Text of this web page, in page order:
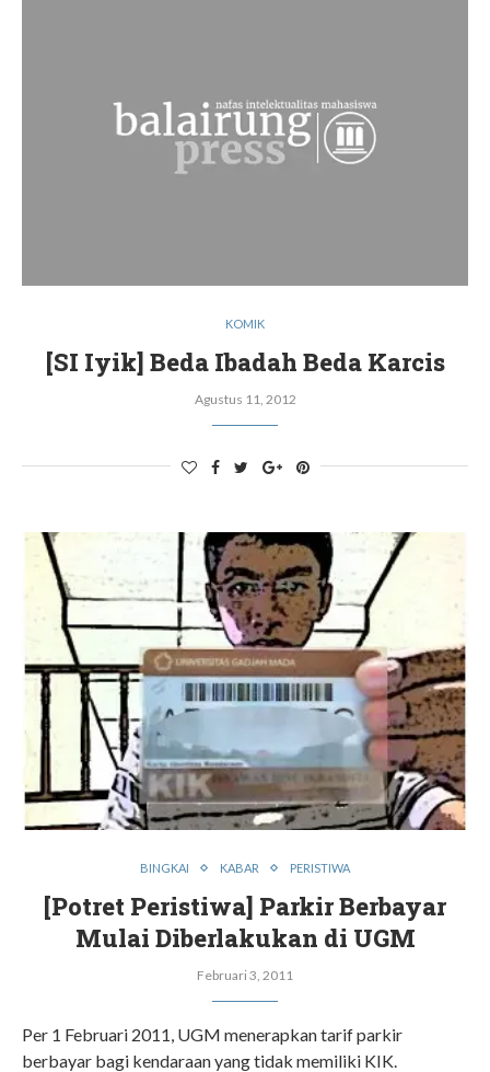
KOMIK
[SI Iyik] Beda Ibadah Beda Karcis
Agustus 11, 2012
BINGKAI KABAR PERISTIWA
[Potret Peristiwa] Parkir Berbayar
Mulai Diberlakukan di UGM
Februari 3, 2011
Per 1 Februari 2011, UGM menerapkan tarif parkir
berbayar bagi kendaraan yang tidak memiliki KIK.